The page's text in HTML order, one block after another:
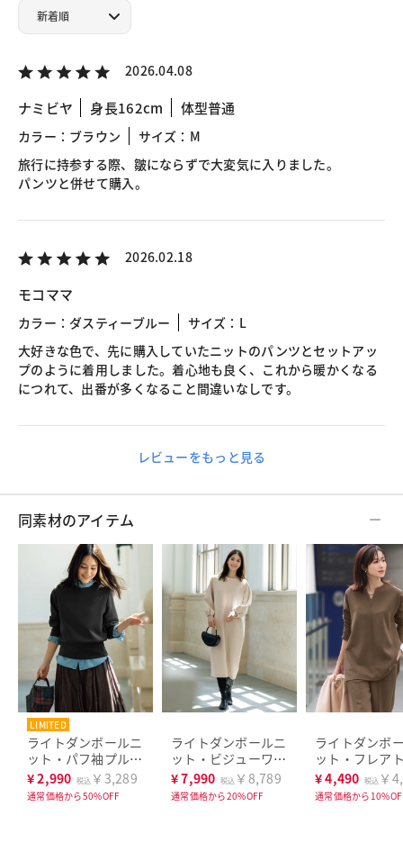
2026.04.08
ナミビヤ 身長162cm 体型普通
カラー：ブラウン
サイズ：M
旅行に持参する際、皺にならずで大変気に入りました。
パンツと併せて購入。
2026.02.18
モコママ
カラー：ダスティーブルー
サイズ：L
大好きな色で、先に購入していたニットのパンツとセットアッ
プのように着用しました。着心地も良く、これから暖かくなる
につれて、出番が多くなること間違いなしです。
レビューをもっと見る
同素材のアイテム
LIMITED
ライトダンボールニ
ット・パフ袖プルオ
ーバー
¥2,990 税込 ￥3,289
通常価格から50%OFF
ライトダンボールニ
ット・ビジューワン
ピース
¥7,990 税込 ￥8,789
通常価格から20%OFF
ライトダンボ
ット・フレア
ス
¥4,490 税込 ￥
通常価格から